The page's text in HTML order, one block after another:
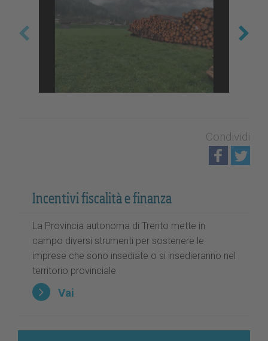
Condividi
Incentivi fiscalità e finanza
La Provincia autonoma di Trento mette in
campo diversi strumenti per sostenere le
imprese che sono insediate o si insedieranno nel
territorio provinciale
Vai